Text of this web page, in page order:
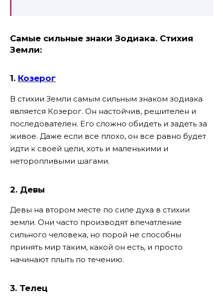
Самые сильные знаки Зодиака. Стихия
Земли:
1. Козерог
В стихии Земли самым сильным знаком зодиака
является Козерог. Он настойчив, решителен и
последователен. Его сложно обидеть и задеть за
живое. Даже если все плохо, он все равно будет
идти к своей цели, хоть и маленькими и
неторопливыми шагами.
2. Девы
Девы на втором месте по силе духа в стихии
земли. Они часто производят впечатление
сильного человека, но порой не способны
принять мир таким, какой он есть, и просто
начинают плыть по течению.
3. Телец